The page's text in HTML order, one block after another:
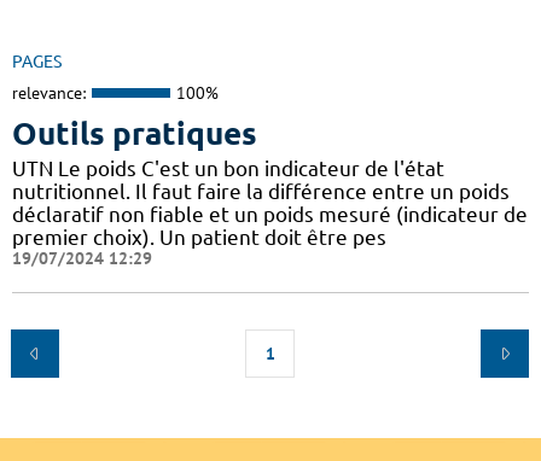
PAGES
relevance: 100%
Outils pratiques
UTN Le poids C'est un bon indicateur de l'état
nutritionnel. Il faut faire la différence entre un poids
déclaratif non fiable et un poids mesuré (indicateur de
premier choix). Un patient doit être pes
19/07/2024 12:29
1